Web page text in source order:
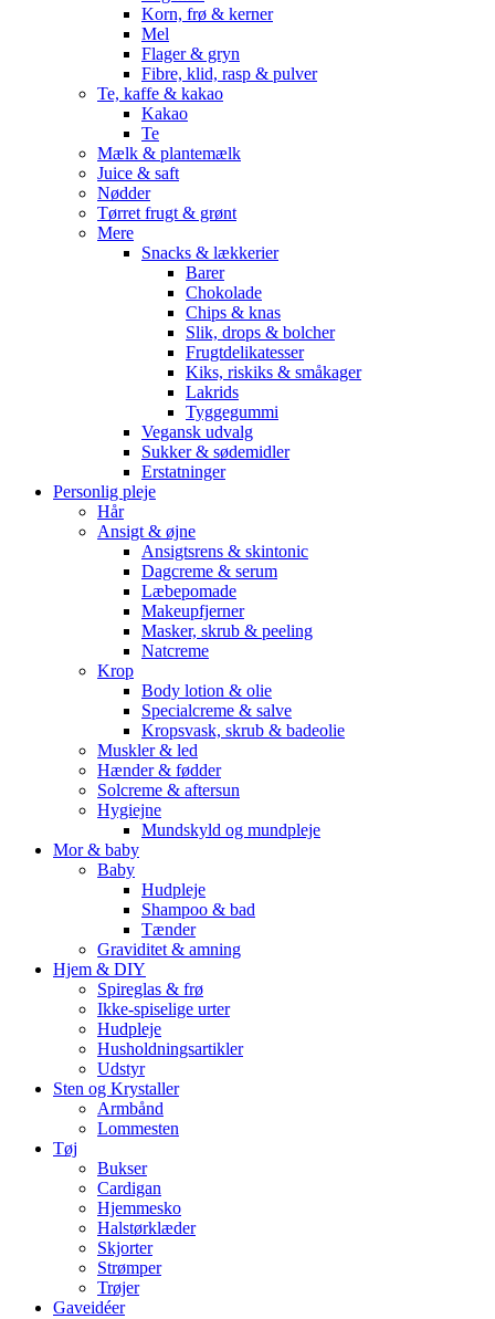
Korn, frø & kerner
Mel
Flager & gryn
Fibre, klid, rasp & pulver
Te, kaffe & kakao
Kakao
Te
Mælk & plantemælk
Juice & saft
Nødder
Tørret frugt & grønt
Mere
Snacks & lækkerier
Barer
Chokolade
Chips & knas
Slik, drops & bolcher
Frugtdelikatesser
Kiks, riskiks & småkager
Lakrids
Tyggegummi
Vegansk udvalg
Sukker & sødemidler
Erstatninger
Personlig pleje
Hår
Ansigt & øjne
Ansigtsrens & skintonic
Dagcreme & serum
Læbepomade
Makeupfjerner
Masker, skrub & peeling
Natcreme
Krop
Body lotion & olie
Specialcreme & salve
Kropsvask, skrub & badeolie
Muskler & led
Hænder & fødder
Solcreme & aftersun
Hygiejne
Mundskyld og mundpleje
Mor & baby
Baby
Hudpleje
Shampoo & bad
Tænder
Graviditet & amning
Hjem & DIY
Spireglas & frø
Ikke-spiselige urter
Hudpleje
Husholdningsartikler
Udstyr
Sten og Krystaller
Armbånd
Lommesten
Tøj
Bukser
Cardigan
Hjemmesko
Halstørklæder
Skjorter
Strømper
Trøjer
Gaveidéer